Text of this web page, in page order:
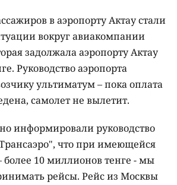
в аэропорту Актау стали
вокруг авиакомпании
задолжала аэропорту Актау
Руководство аэропорта
ультиматум – пока оплата
самолет не вылетит.
информировали руководство
что при имеющейся
более 10 миллионов тенге - мы
рейсы. Рейс из Москвы